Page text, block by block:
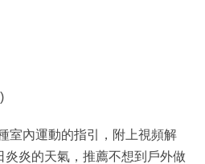
室內運動的指引，附上視頻解
炎炎的天氣，推薦不想到戶外做